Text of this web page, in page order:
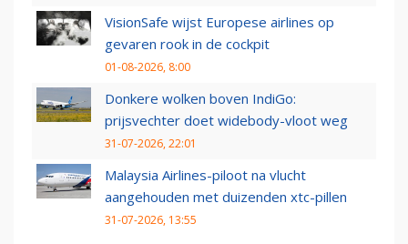
VisionSafe wijst Europese airlines op
gevaren rook in de cockpit
01-08-2026, 8:00
Donkere wolken boven IndiGo:
prijsvechter doet widebody-vloot weg
31-07-2026, 22:01
Malaysia Airlines-piloot na vlucht
aangehouden met duizenden xtc-pillen
31-07-2026, 13:55